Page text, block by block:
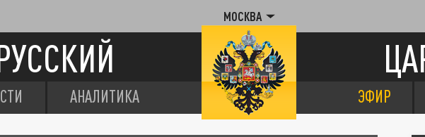
МОСКВА
АНАЛИТИКА ЭФИР